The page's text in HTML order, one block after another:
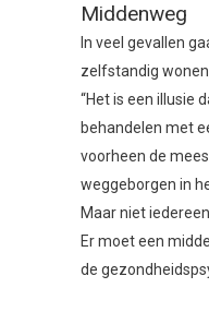
Middenweg
In veel gevallen
zelfstandig
“Het is een illusie
behandelen met
voorheen de
weggeborgen in
Maar niet
Er moet een
de